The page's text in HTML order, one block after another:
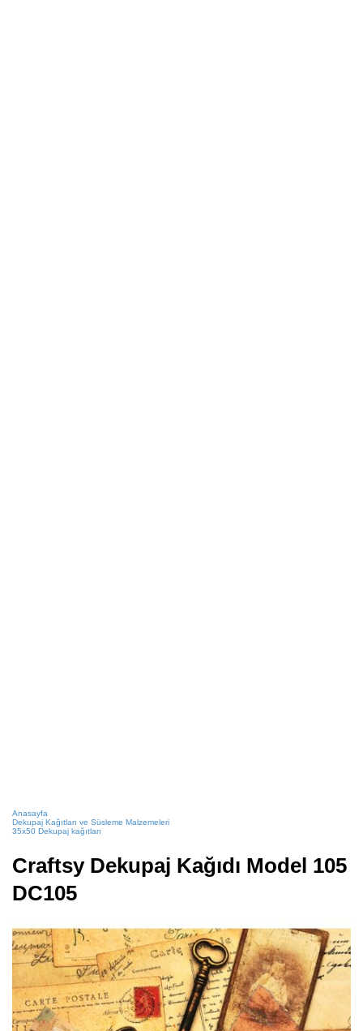
Anasayfa
Dekupaj Kağıtları ve Süsleme Malzemeleri
35x50 Dekupaj kağıtları
Craftsy Dekupaj Kağıdı Model 105
DC105